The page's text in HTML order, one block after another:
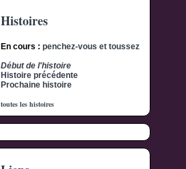
Histoires
En cours : penchez-vous et toussez
Début de l'histoire
Histoire précédente
Prochaine histoire
toutes les histoires